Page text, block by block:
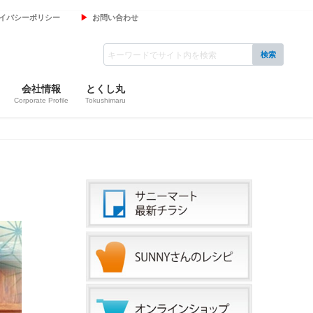
バシーポリシー お問い合わせ
会社情報
Corporate Profile
とくし丸
Tokushimaru